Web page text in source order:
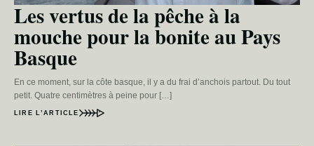
Les vertus de la pêche à la
mouche pour la bonite au Pays
Basque
En ce moment, sur la côte basque, il y a du frai d’anchois partout. Du tout
petit. Quatre centimètres à peine pour […]
LIRE L’ARTICLE